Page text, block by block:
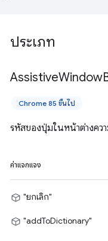
ประเภท
AssistiveWindow
Chrome 85 ขึ้นไป
รหัสของปุ่มในหน้าต่างคว
ค่าแจกแจง
"ยกเลิก"
"addToDictionary"